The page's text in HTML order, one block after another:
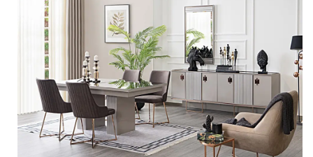
Koltuk Takımı
Bahçe Mobilyası
Oturma Grubu
Genç Odası
Mutfak Dolabı
Mutfak Banyo Tezgahı